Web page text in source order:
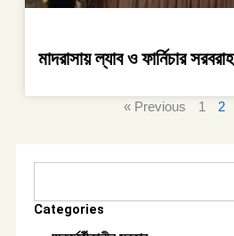
মাদরাসায় ল্যাব ও ফার্নিচার
« Previous 1 2
Categories